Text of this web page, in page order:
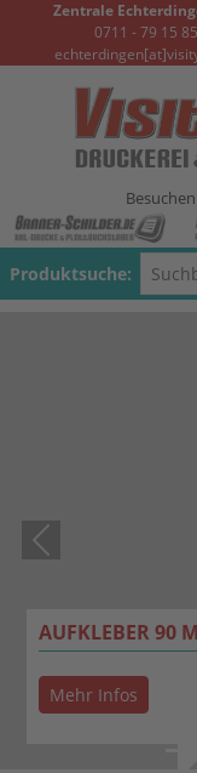
Zentrale
0711 - 79 15 85
Produktsuche:
AUFKLEBER 90
Mehr Infos
Previous